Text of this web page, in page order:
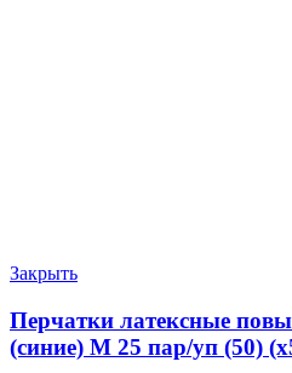
Закрыть
Перчатки латексные
(синие) М 25 пар/уп (50)